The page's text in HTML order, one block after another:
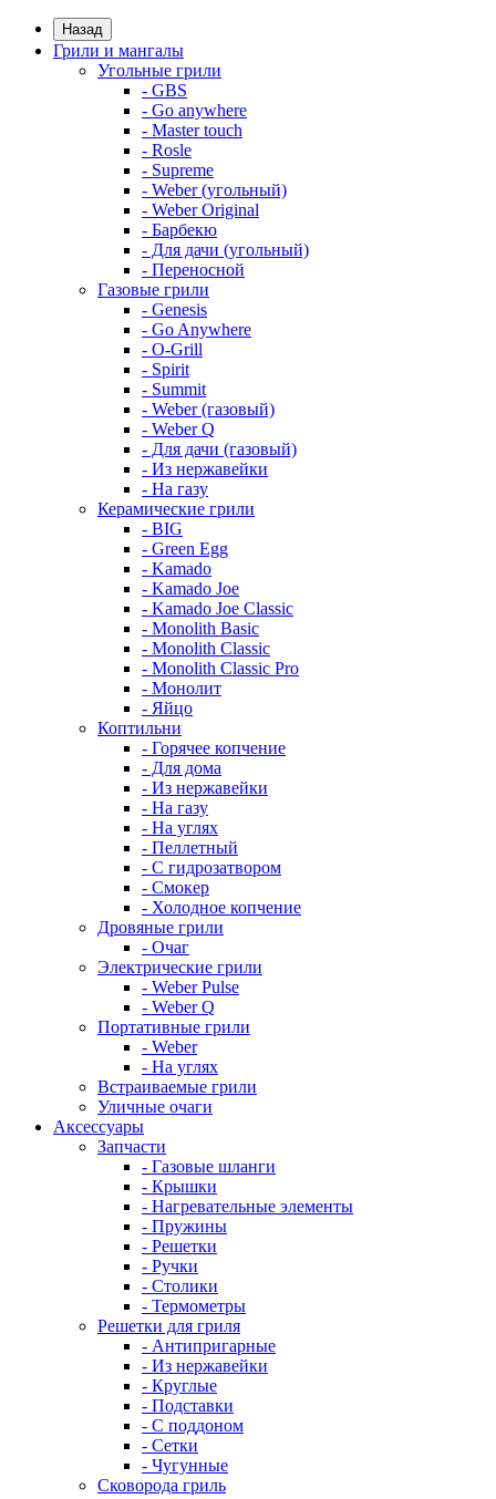
Назад
Грили и мангалы
Угольные грили
- GBS
- Go anywhere
- Master touch
- Rosle
- Supreme
- Weber (угольный)
- Weber Original
- Барбекю
- Для дачи (угольный)
- Переносной
Газовые грили
- Genesis
- Go Anywhere
- O-Grill
- Spirit
- Summit
- Weber (газовый)
- Weber Q
- Для дачи (газовый)
- Из нержавейки
- На газу
Керамические грили
- BIG
- Green Egg
- Kamado
- Kamado Joe
- Kamado Joe Classic
- Monolith Basic
- Monolith Classic
- Monolith Classic Pro
- Монолит
- Яйцо
Коптильни
- Горячее копчение
- Для дома
- Из нержавейки
- На газу
- На углях
- Пеллетный
- С гидрозатвором
- Смокер
- Холодное копчение
Дровяные грили
- Очаг
Электрические грили
- Weber Pulse
- Weber Q
Портативные грили
- Weber
- На углях
Встраиваемые грили
Уличные очаги
Аксессуары
Запчасти
- Газовые шланги
- Крышки
- Нагревательные элементы
- Пружины
- Решетки
- Ручки
- Столики
- Термометры
Решетки для гриля
- Антипригарные
- Из нержавейки
- Круглые
- Подставки
- С поддоном
- Сетки
- Чугунные
Сковорода гриль